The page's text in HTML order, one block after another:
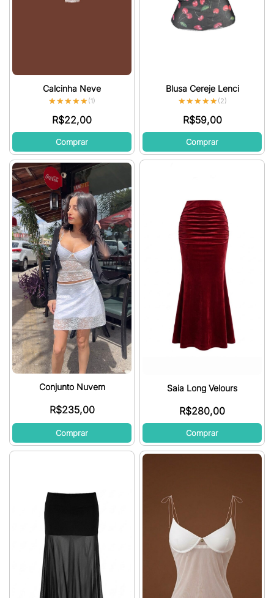
Calcinha Neve
★★★★★
★★★★★(1)
R$22,00
Comprar
Blusa Cereje Lenci
★★★★★
★★★★★(2)
R$59,00
Comprar
Conjunto Nuvem
R$235,00
Comprar
Saia Long Velours
R$280,00
Comprar